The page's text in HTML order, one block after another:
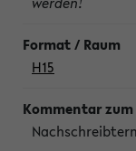
H15